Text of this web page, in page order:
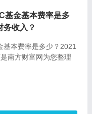
基金基本费率是多
务收入？
本费率是多少？2021
南方财富网为您整理